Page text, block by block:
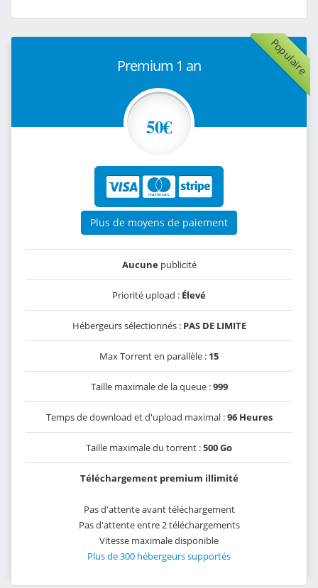
Populaire
Premium 1 an
50€
Plus de moyens de paiement
Aucunepublicité
Priorité upload : Élevé
Hébergeurs sélectionnés : PAS DE LIMITE
Max Torrent en parallèle : 15
Taille maximale de la queue :999
Temps de download et d'upload maximal :96 Heures
Taille maximale du torrent :500 Go
Téléchargement premium illimité
Pas d'attente avant téléchargement
Pas d'attente entre 2 téléchargements
Vitesse maximale disponible
Plus de 300 hébergeurs supportés